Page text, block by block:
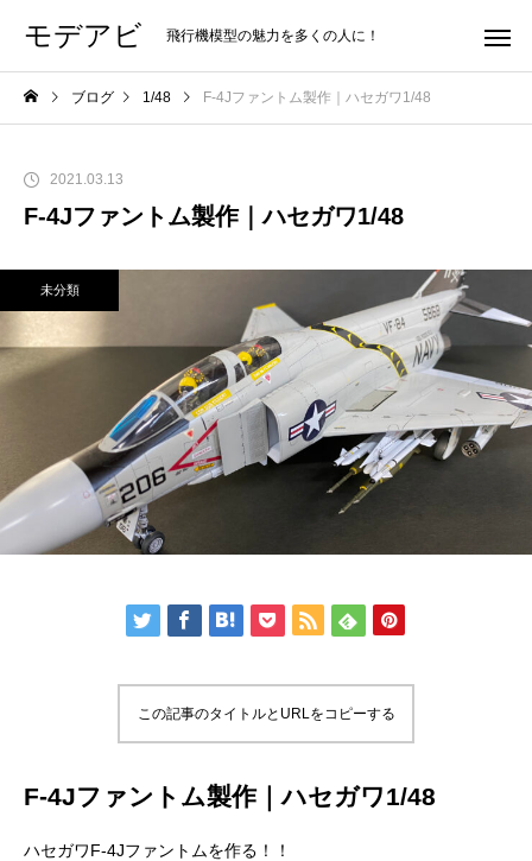
モデアビ 飛行機模型の魅力を多くの人に！
ブログ 1/48 F-4Jファントム製作｜ハセガワ1/48
2021.03.13
F-4Jファントム製作｜ハセガワ1/48
未分類
この記事のタイトルとURLをコピーする
F-4Jファントム製作｜ハセガワ1/48
ハセガワF-4Jファントムを作る！！